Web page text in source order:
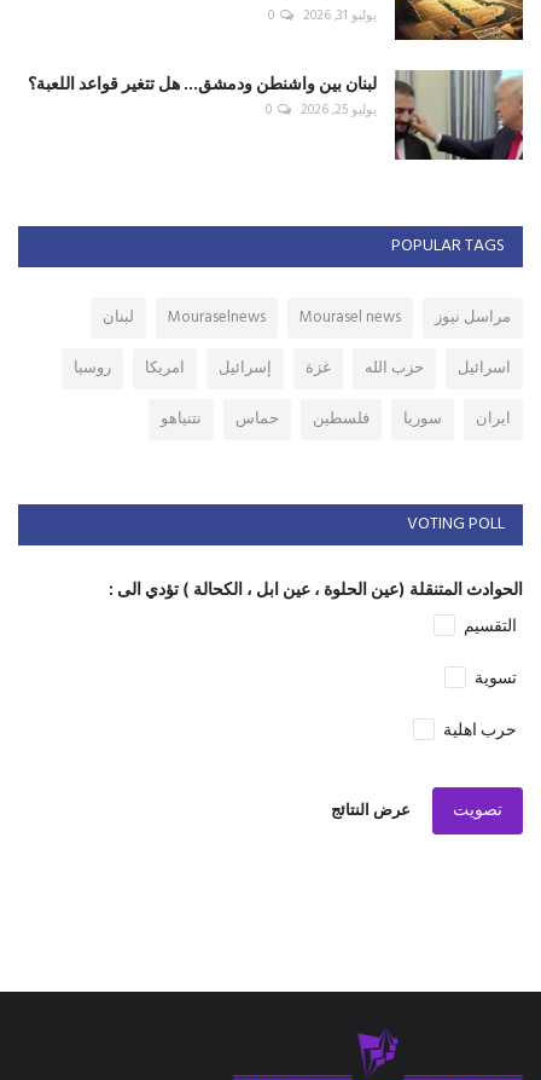
يوليو 31, 2026 0
لبنان بين واشنطن ودمشق... هل تتغير قواعد اللعبة؟
يوليو 25, 2026 0
POPULAR TAGS
مراسل نيوز Mourasel news
Mouraselnews
لبنان
اسرائيل
حزب الله غزة إسرائيل امريكا
روسيا
ايران
سوريا فلسطين حماس نتنياهو
VOTING POLL
الحوادث المتنقلة (عين الحلوة ، عين ابل ، الكحالة ) تؤدي الى :
التقسيم
تسوية
حرب اهلية
تصويت عرض النتائج